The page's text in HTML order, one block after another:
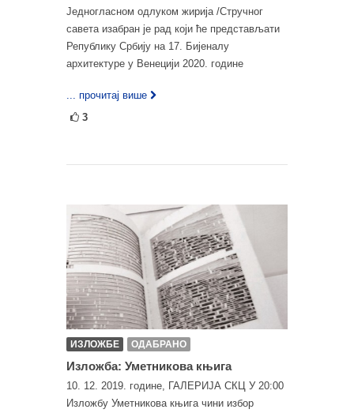
Једногласном одлуком жирија /Стручног
савета изабран је рад који ће представљати
Републику Србију на 17. Бијеналу
архитектуре у Венецији 2020. године
... прочитај више
3
ИЗЛОЖБЕ ОДАБРАНО
Изложба: Уметникова књига
10. 12. 2019. године, ГАЛЕРИЈА СКЦ У 20:00
Изложбу Уметникова књига чини избор